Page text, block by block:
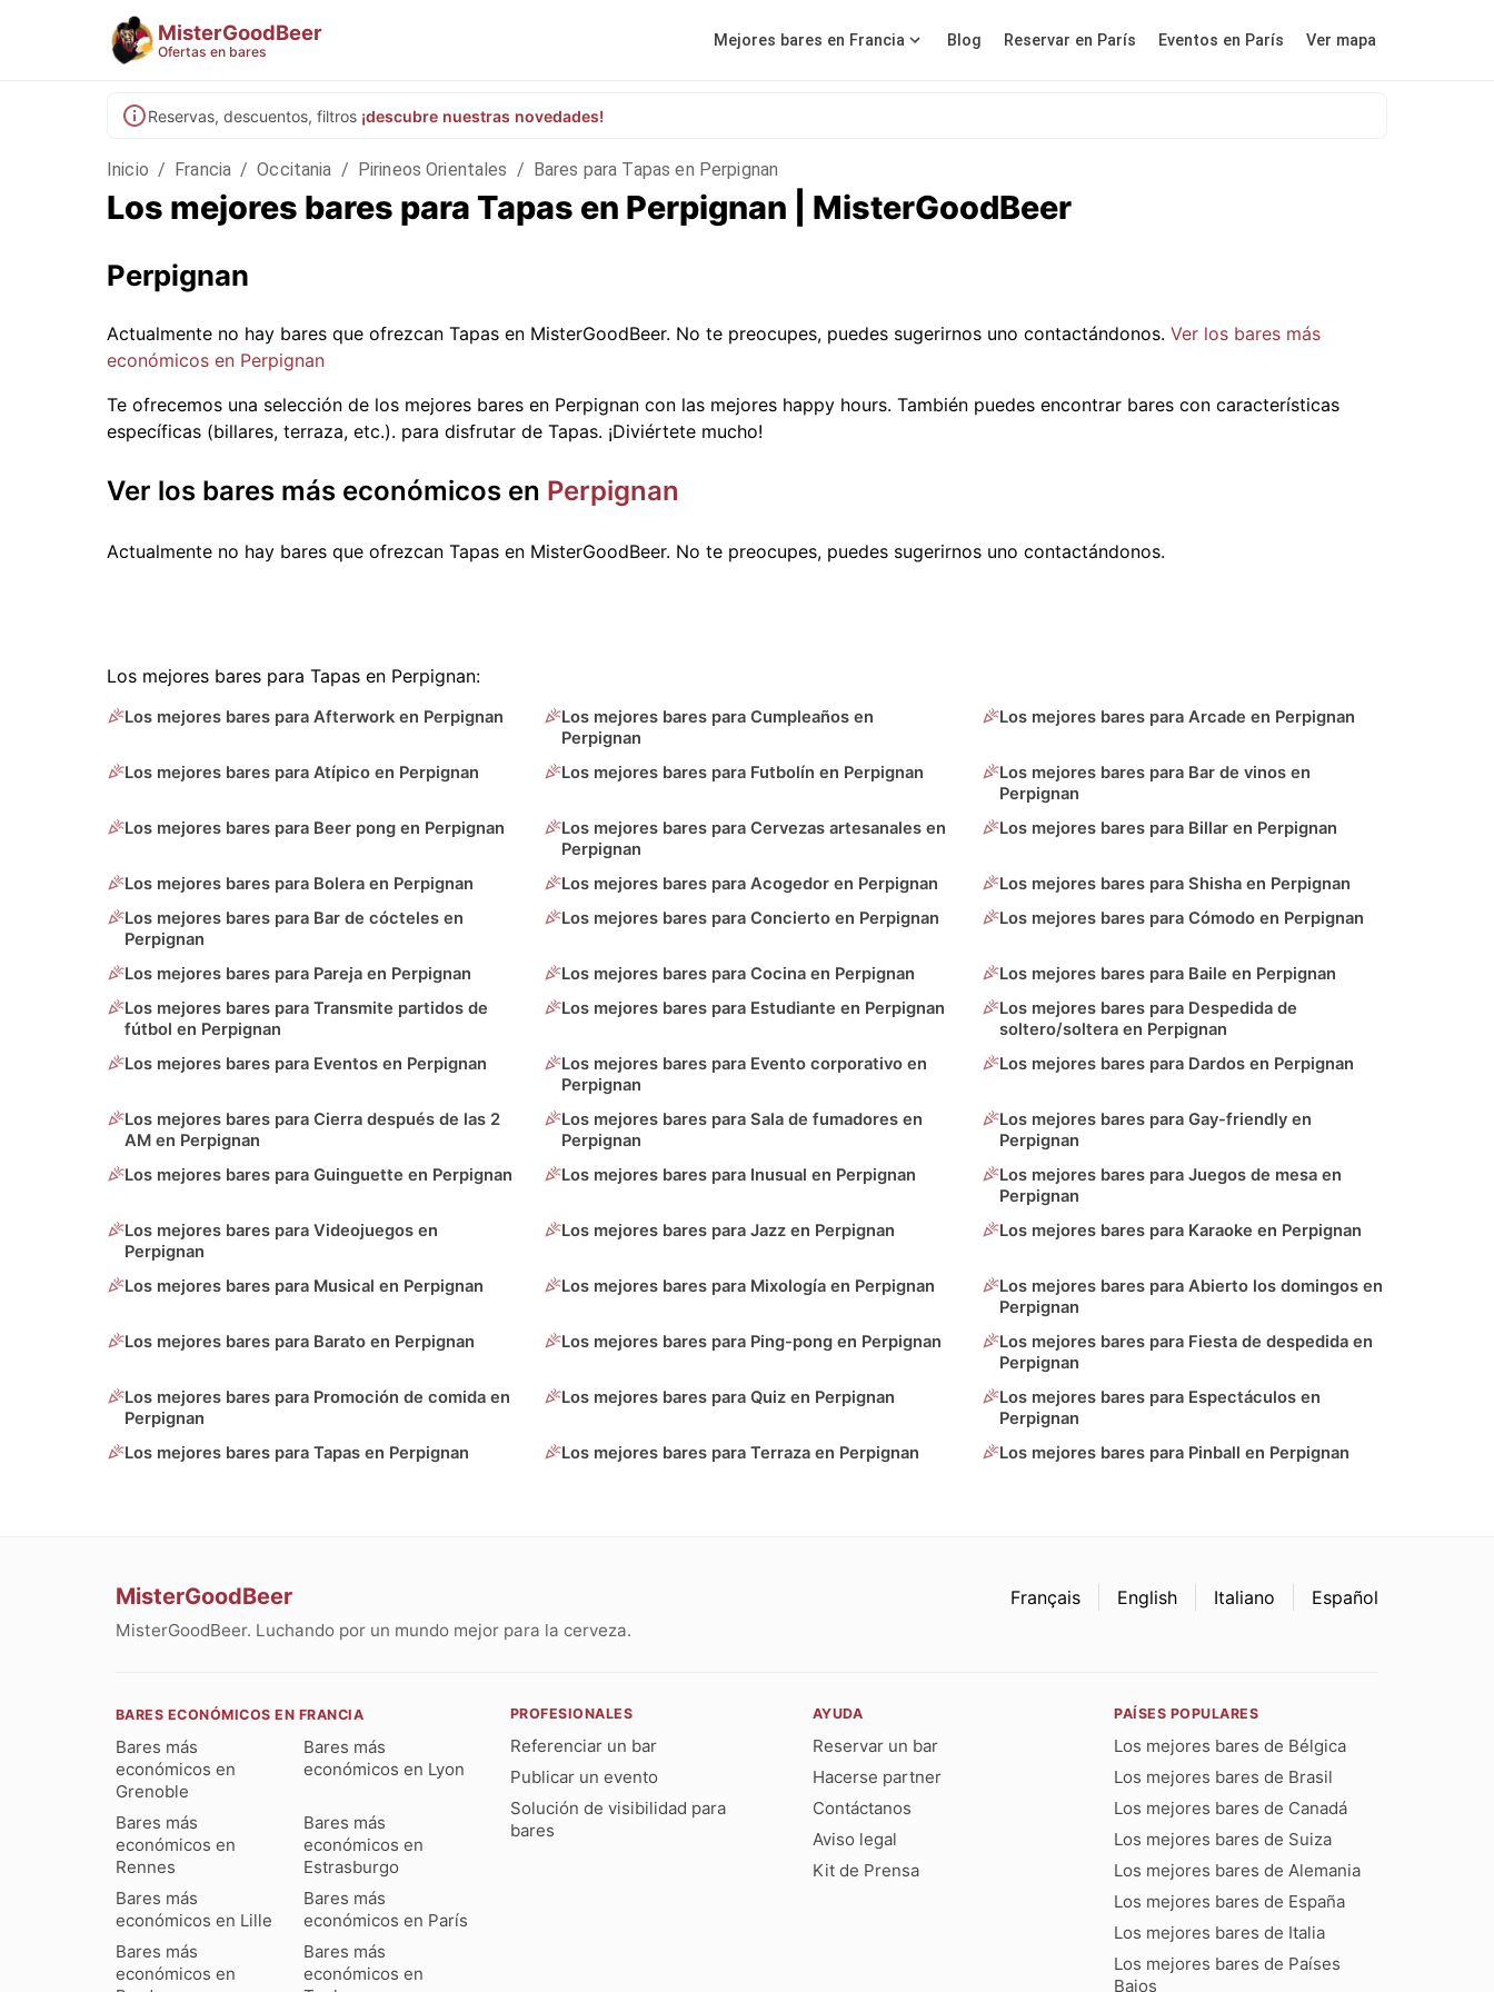
MisterGoodBeer
Ofertas en bares
Mejores bares en Francia Blog Reservar en París Eventos en París Ver mapa
Reservas, descuentos, filtros ¡descubre nuestras novedades!
Inicio / Francia / Occitania / Pirineos Orientales / Bares para Tapas en Perpignan
Los mejores bares para Tapas en Perpignan | MisterGoodBeer
Perpignan
Actualmente no hay bares que ofrezcan Tapas en MisterGoodBeer. No te preocupes, puedes sugerirnos uno contactándonos. Ver los bares más
económicos en Perpignan
Te ofrecemos una selección de los mejores bares en Perpignan con las mejores happy hours. También puedes encontrar bares con características
específicas (billares, terraza, etc.). para disfrutar de Tapas. ¡Diviértete mucho!
Ver los bares más económicos en Perpignan
Actualmente no hay bares que ofrezcan Tapas en MisterGoodBeer. No te preocupes, puedes sugerirnos uno contactándonos.
Los mejores bares para Tapas en Perpignan:
Los mejores bares para Afterwork en Perpignan
Los mejores bares para Cumpleaños en
Perpignan
Los mejores bares para Arcade en Perpignan
Los mejores bares para Atípico en Perpignan Los mejores bares para Futbolín en Perpignan
Los mejores bares para Bar de vinos en
Perpignan
Los mejores bares para Beer pong en Perpignan
Los mejores bares para Cervezas artesanales en
Perpignan
Los mejores bares para Billar en Perpignan
Los mejores bares para Bolera en Perpignan Los mejores bares para Acogedor en Perpignan
Los mejores bares para Shisha en Perpignan
Los mejores bares para Bar de cócteles en
Perpignan
Los mejores bares para Concierto en Perpignan Los mejores bares para Cómodo en Perpignan
Los mejores bares para Pareja en Perpignan Los mejores bares para Cocina en Perpignan
Los mejores bares para Baile en Perpignan
Los mejores bares para Transmite partidos de
fútbol en Perpignan
Los mejores bares para Estudiante en Perpignan
Los mejores bares para Despedida de
soltero/soltera en Perpignan
Los mejores bares para Eventos en Perpignan
Los mejores bares para Evento corporativo en
Perpignan
Los mejores bares para Dardos en Perpignan
Los mejores bares para Cierra después de las 2
AM en Perpignan
Los mejores bares para Sala de fumadores en
Perpignan
Los mejores bares para Gay-friendly en
Perpignan
Los mejores bares para Guinguette en Perpignan
Los mejores bares para Inusual en Perpignan
Los mejores bares para Juegos de mesa en
Perpignan
Los mejores bares para Videojuegos en
Perpignan
Los mejores bares para Jazz en Perpignan Los mejores bares para Karaoke en Perpignan
Los mejores bares para Musical en Perpignan Los mejores bares para Mixología en Perpignan
Los mejores bares para Abierto los domingos en
Perpignan
Los mejores bares para Barato en Perpignan
Los mejores bares para Ping-pong en Perpignan
Los mejores bares para Fiesta de despedida en
Perpignan
Los mejores bares para Promoción de comida en
Perpignan
Los mejores bares para Quiz en Perpignan
Los mejores bares para Espectáculos en
Perpignan
Los mejores bares para Tapas en Perpignan
Los mejores bares para Terraza en Perpignan Los mejores bares para Pinball en Perpignan
MisterGoodBeer
MisterGoodBeer. Luchando por un mundo mejor para la cerveza.
Français English Italiano Español
BARES ECONÓMICOS EN FRANCIA
Bares más
económicos en
Grenoble
Bares más
económicos en Lyon
Bares más
económicos en
Rennes
Bares más
económicos en
Estrasburgo
Bares más
económicos en Lille
Bares más
económicos en París
Bares más
económicos en
Bares más
económicos en
PROFESIONALES
Referenciar un bar
Publicar un evento
Solución de visibilidad para
bares
AYUDA
Reservar un bar
Hacerse partner
Contáctanos
Aviso legal
Kit de Prensa
PAÍSES POPULARES
Los mejores bares de Bélgica
Los mejores bares de Brasil
Los mejores bares de Canadá
Los mejores bares de Suiza
Los mejores bares de Alemania
Los mejores bares de España
Los mejores bares de Italia
Los mejores bares de Países
Bajos